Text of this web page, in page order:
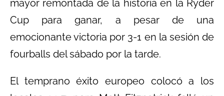
mayor remontada de la historia en la Ryder
Cup para ganar, a pesar de una
emocionante victoria por 3-1 en la sesión de
fourballs del sábado por la tarde.
El temprano éxito europeo colocó a los